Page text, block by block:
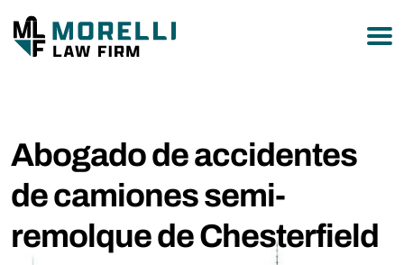
Abogado de accidentes
de camiones semi-
remolque de Chesterfield